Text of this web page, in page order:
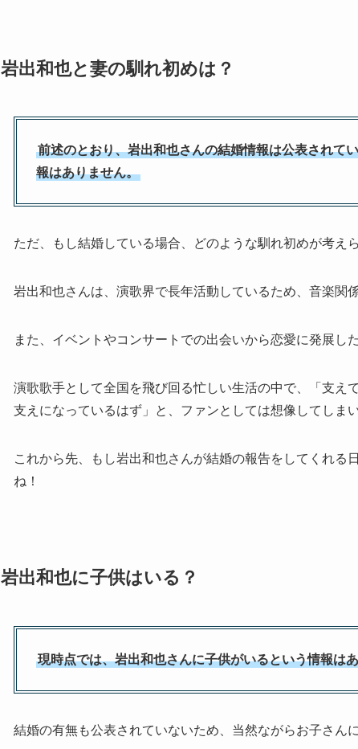
岩出和也と妻の馴れ初めは？
前述のとおり、岩出和也さんの結婚情報は公表されて
報はありません。
ただ、もし結婚している場合、どのような馴れ初めが考え
岩出和也さんは、演歌界で長年活動しているため、音楽関
また、イベントやコンサートでの出会いから恋愛に発展し
演歌歌手として全国を飛び回る忙しい生活の中で、「支え
支えになっているはず」と、ファンとしては想像してしまい
これから先、もし岩出和也さんが結婚の報告をしてくれ
ね！
岩出和也に子供はいる？
現時点では、岩出和也さんに子供がいるという情報は
結婚の有無も公表されていないため、当然ながらお子さん